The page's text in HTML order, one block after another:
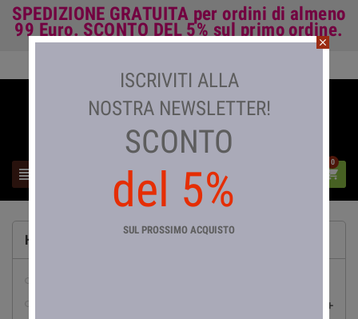
SPEDIZIONE GRATUITA per ordini di almeno
99 Euro. SCONTO DEL 5% sul primo ordine.
 
0
HOME

close
ISCRIVITI ALLA
NOSTRA NEWSLETTER!
SCONTO
del 5%
SUL PROSSIMO ACQUISTO